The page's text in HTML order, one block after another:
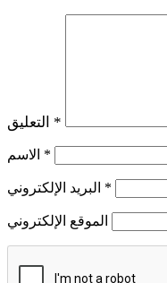
*
*
*
الموقع الإلكتروني